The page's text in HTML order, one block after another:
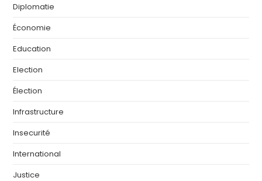
Diplomatie
Économie
Education
Election
Élection
Infrastructure
Insecurité
International
Justice